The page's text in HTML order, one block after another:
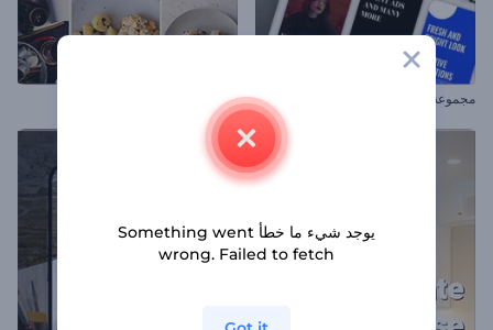
مجموعة أدوات إنستغرام ريلز عرض أطباق قائمة المطعم
يوجد شيء ما خطأ Something went
wrong. Failed to fetch